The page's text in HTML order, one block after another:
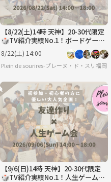
代/30代の社会人友達作りサークル】
【8/22(土)14時 天神】20-30代限定
🎲TV紹介実績No.1！ボードゲーム
で友達作り☆初心者歓迎／満席続
出！
8/22(土) 14:00
Plein de sourires-プレーヌ・ド・スリール
福岡
【9/6(日)14時 天神】20-30代限定
🎲TV紹介実績No.1！人生ゲームで